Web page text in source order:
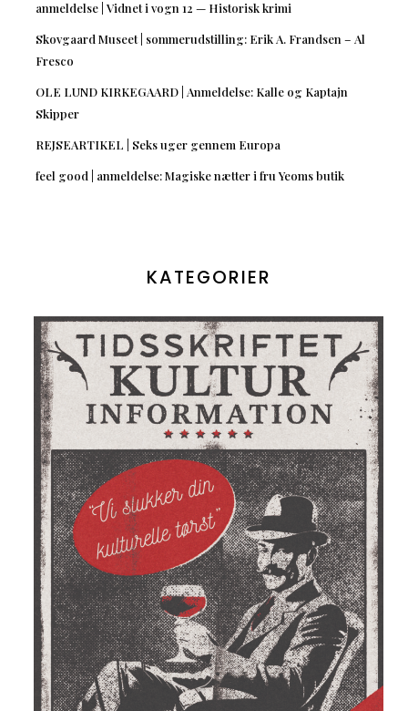
anmeldelse | Vidnet i vogn 12 — Historisk krimi
Skovgaard Museet | sommerudstilling: Erik A. Frandsen – Al
Fresco
OLE LUND KIRKEGAARD | Anmeldelse: Kalle og Kaptajn
Skipper
REJSEARTIKEL | Seks uger gennem Europa
feel good | anmeldelse: Magiske nætter i fru Yeoms butik
KATEGORIER